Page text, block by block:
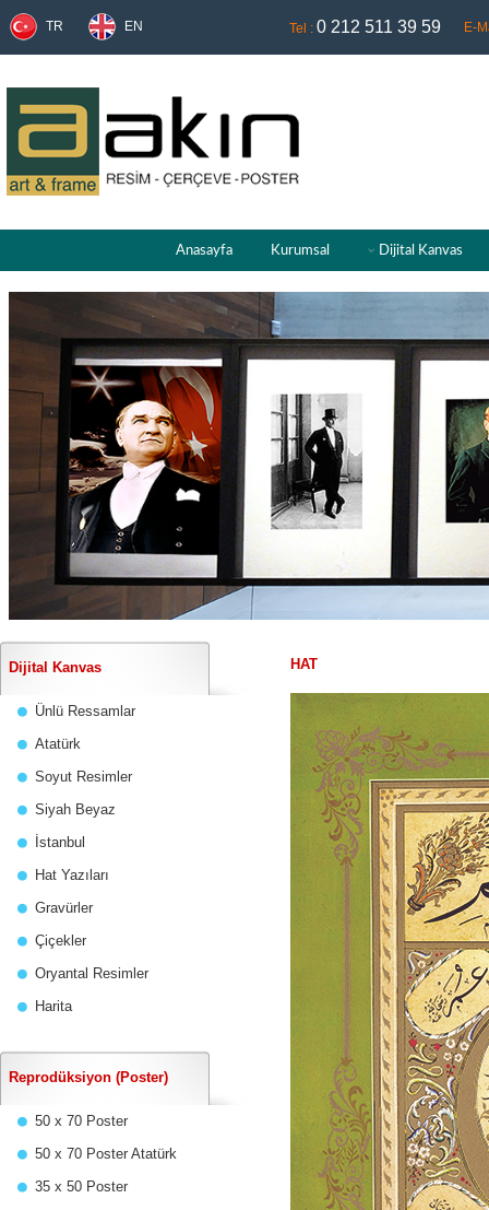
TR EN Tel : 0 212 511 39 59 E-
Anasayfa Kurumsal Dijital Kanvas
Dijital Kanvas
Ünlü Ressamlar
Atatürk
Soyut Resimler
Siyah Beyaz
İstanbul
Hat Yazıları
Gravürler
Çiçekler
Oryantal Resimler
Harita
Reprodüksiyon (Poster)
50 x 70 Poster
50 x 70 Poster Atatürk
35 x 50 Poster
HAT